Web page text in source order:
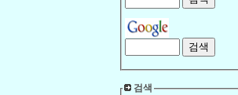
검색